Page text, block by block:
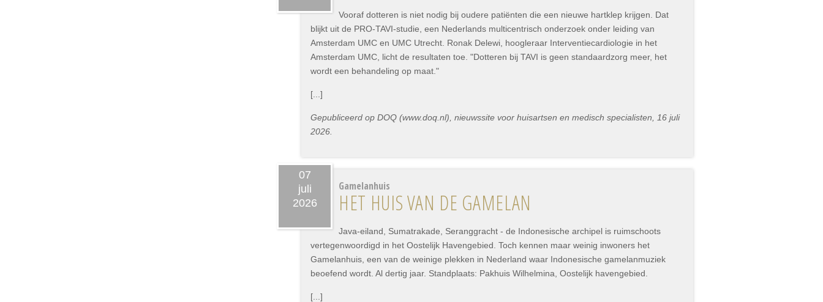
Vooraf dotteren is niet nodig bij oudere patiënten die een nieuwe hartklep krijgen. Dat
blijkt uit de PRO-TAVI-studie, een Nederlands multicentrisch onderzoek onder leiding van
Amsterdam UMC en UMC Utrecht. Ronak Delewi, hoogleraar Interventiecardiologie in het
Amsterdam UMC, licht de resultaten toe. "Dotteren bij TAVI is geen standaardzorg meer, het
wordt een behandeling op maat."
[...]
Gepubliceerd op DOQ (www.doq.nl), nieuwssite voor huisartsen en medisch specialisten, 16 juli
2026.
07
juli
2026
Gamelanhuis
HET HUIS VAN DE GAMELAN
Java-eiland, Sumatrakade, Seranggracht - de Indonesische archipel is ruimschoots
vertegenwoordigd in het Oostelijk Havengebied. Toch kennen maar weinig inwoners het
Gamelanhuis, een van de weinige plekken in Nederland waar Indonesische gamelanmuziek
beoefend wordt. Al dertig jaar. Standplaats: Pakhuis Wilhelmina, Oostelijk havengebied.
[...]